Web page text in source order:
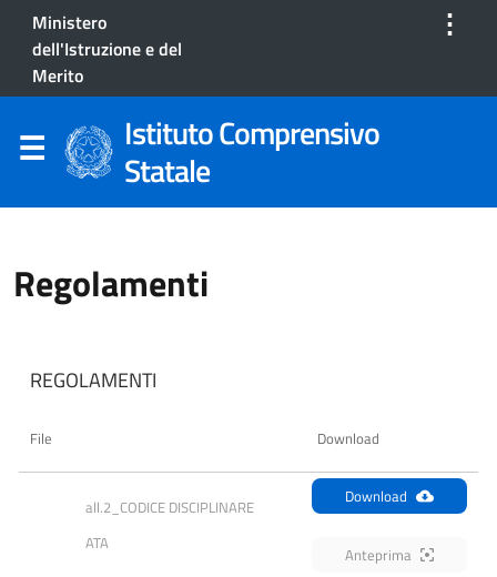
Ministero
dell'Istruzione e del
Merito
⋮
Istituto Comprensivo
Statale
Regolamenti
REGOLAMENTI
File Download
all.2_CODICE DISCIPLINARE
ATA
Download
Anteprima